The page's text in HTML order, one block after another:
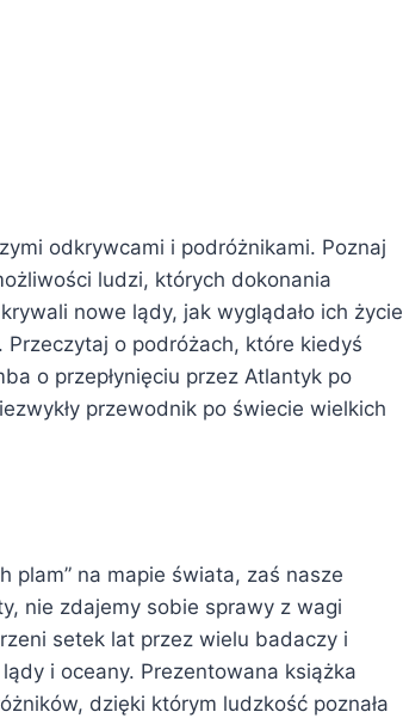
odkrywcami i podróżnikami. Poznaj
ludzi, których dokonania
nowe lądy, jak wyglądało ich życie
o podróżach, które kiedyś
o przepłynięciu przez Atlantyk po
przewodnik po świecie wielkich
plam” na mapie świata, zaś nasze
nie zdajemy sobie sprawy z wagi
setek lat przez wielu badaczy i
i oceany. Prezentowana książka
dzięki którym ludzkość poznała